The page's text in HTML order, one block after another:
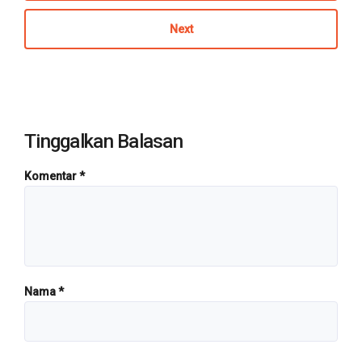
Next
Tinggalkan Balasan
Komentar*
Nama*